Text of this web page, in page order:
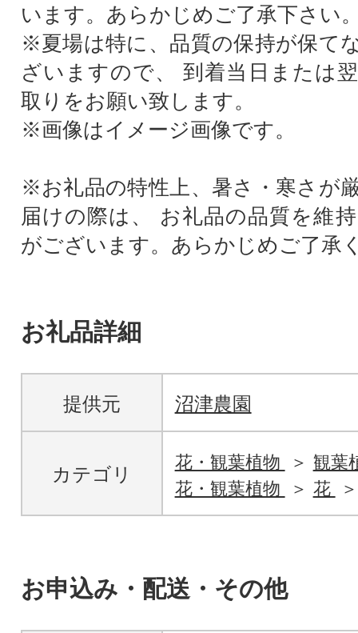
います。あらかじめご了承下さい
※夏場は特に、品質の保持が保て
ざいますので、 到着当日または
取りをお願い致します。
※画像はイメージ画像です。
※お礼品の特性上、暑さ・寒さが
届けの際は、 お礼品の品質を維
がございます。あらかじめご了承
お礼品詳細
提供元 沼津農園
カテゴリ
花・観葉植物
観葉
花・観葉植物
花
お申込み・配送・その他